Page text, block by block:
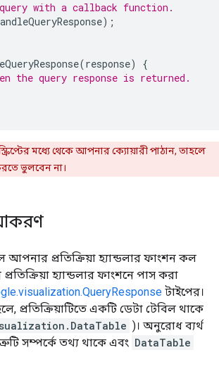
with a callback function.
);
(response)
{
the query response is returned.
মধ্যে থেকে আপনার ক্যোয়ারী পাঠান, তাহলে
ভুলবেন না।
প্রতিক্রিয়া হ্যান্ডলার ফাংশন কল
হ্যান্ডলার ফাংশনে পাস করা
টাইপের।
প্রতিক্রিয়াটিতে একটি ডেটা টেবিল থাকে
)। অনুরোধ ব্যর্থ
সম্পর্কে তথ্য থাকে এবং DataTable